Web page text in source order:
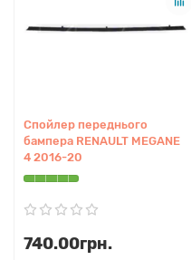
Спойлер переднього
бампера RENAULT MEGANE
4 2016-20
740.00грн.